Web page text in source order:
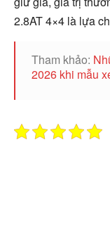
2.8AT 4×4 là lựa
Tham khảo:
2026 khi mẫu